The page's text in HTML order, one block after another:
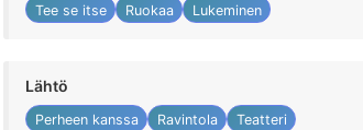
Tee se itse Ruokaa Lukeminen
Lähtö
Perheen kanssa Ravintola Teatteri